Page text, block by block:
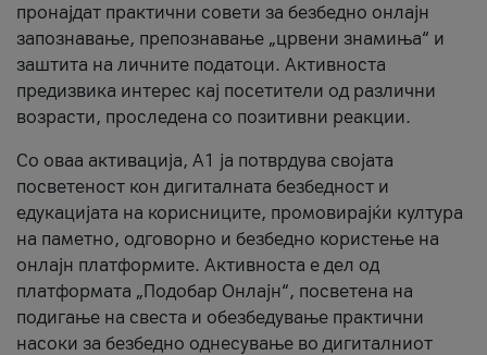
пронајдат практични совети за безбедно онлајн
запознавање, препознавање „црвени знамиња“ и
заштита на личните податоци. Активноста
предизвика интерес кај посетители од различни
возрасти, проследена со позитивни реакции.
Со оваа активација, А1 ја потврдува својата
посветеност кон дигиталната безбедност и
едукацијата на корисниците, промовирајќи култура
на паметно, одговорно и безбедно користење на
онлајн платформите. Активноста е дел од
платформата „Подобар Онлајн“, посветена на
подигање на свеста и обезбедување практични
насоки за безбедно однесување во дигиталниот